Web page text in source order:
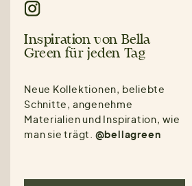
Inspiration von Bella
Green für jeden Tag
Neue Kollektionen, beliebte
Schnitte, angenehme
Materialien und Inspiration, wie
man sie trägt. @bellagreen